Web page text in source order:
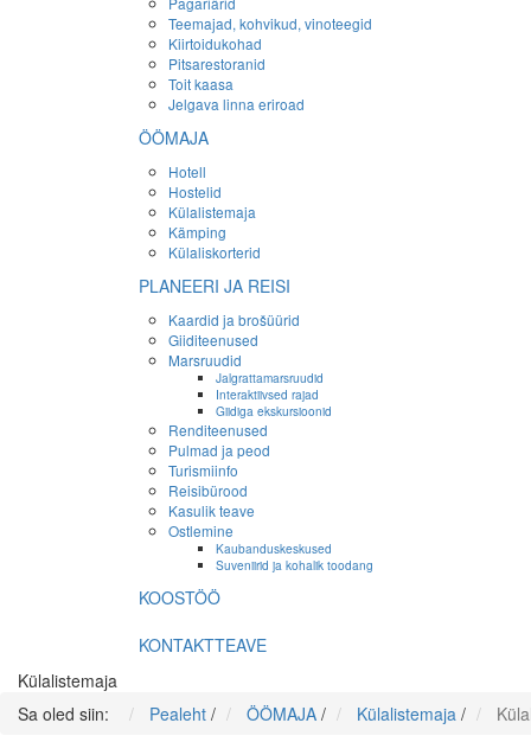
Teemajad, kohvikud, vinoteegid
Kiirtoidukohad
Pitsarestoranid
Toit kaasa
Jelgava linna eriroad
ÖÖMAJA
Hotell
Hostelid
Külalistemaja
Kämping
Külaliskorterid
PLANEERI JA REISI
Kaardid ja brošüürid
Giiditeenused
Marsruudid
Jalgrattamarsruudid
Interaktiivsed rajad
Giidiga ekskursioonid
Renditeenused
Pulmad ja peod
Turismiinfo
Reisibürood
Kasulik teave
Ostlemine
Kaubanduskeskused
Suveniirid ja kohalik toodang
KOOSTÖÖ
KONTAKTTEAVE
Külalistemaja
Sa oled siin:
Pealeht / ÖÖMAJA / Külalistemaja /